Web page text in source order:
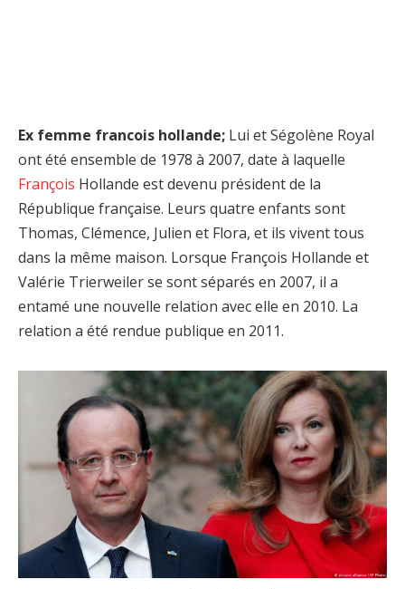
Ex femme francois hollande; Lui et Ségolène Royal
ont été ensemble de 1978 à 2007, date à laquelle
François Hollande est devenu président de la
République française. Leurs quatre enfants sont
Thomas, Clémence, Julien et Flora, et ils vivent tous
dans la même maison. Lorsque François Hollande et
Valérie Trierweiler se sont séparés en 2007, il a
entamé une nouvelle relation avec elle en 2010. La
relation a été rendue publique en 2011.